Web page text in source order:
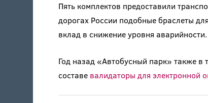
Пять комплектов предоставили
дорогах России подобные браслеты
вклад в снижение уровня аварийности.
Год назад «Автобусный парк» также
составе валидаторы для электронной